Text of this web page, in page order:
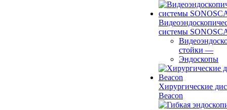
системы
стойки —
Эндоскопы
Хирургические
Beacon